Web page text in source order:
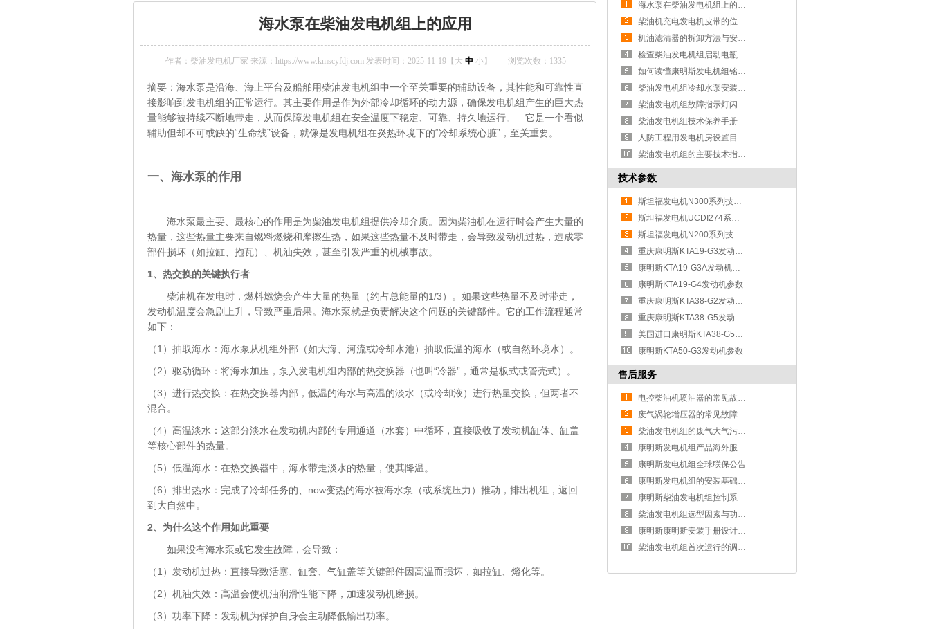
海水泵在柴油发电机组上的应用
作者：柴油发电机厂家 来源：https://www.kmscyfdj.com 发表时间：2025-11-19【 大 中 小】 浏览次数： 1335
摘要：海水泵是沿海、海上平台及船舶用柴油发电机组中一个至关重要的辅助设备，其性能和可靠性直
接影响到发电机组的正常运行。其主要作用是作为外部冷却循环的动力源，确保发电机组产生的巨大热
量能够被持续不断地带走，从而保障发电机组在安全温度下稳定、可靠、持久地运行。 它是一个看似
辅助但却不可或缺的“生命线”设备，就像是发电机组在炎热环境下的“冷却系统心脏”，至关重要。
一、海水泵的作用
海水泵最主要、最核心的作用是为柴油发电机组提供冷却介质。因为柴油机在运行时会产生大量的
热量，这些热量主要来自燃料燃烧和摩擦生热，如果这些热量不及时带走，会导致发动机过热，造成零
部件损坏（如拉缸、抱瓦）、机油失效，甚至引发严重的机械事故。
1、 热交换的关键执行者
柴油机在发电时，燃料燃烧会产生大量的热量（约占总能量的1/3）。如果这些热量不及时带走，
发动机温度会急剧上升，导致严重后果。海水泵就是负责解决这个问题的关键部件。它的工作流程通常
如下：
（1）抽取海水：海水泵从机组外部（如大海、河流或冷却水池）抽取低温的海水（或自然环境水）。
（2）驱动循环：将海水加压，泵入发电机组内部的热交换器（也叫“冷器”，通常是板式或管壳式）。
（3）进行热交换：在热交换器内部，低温的海水与高温的淡水（或冷却液）进行热量交换，但两者不
混合。
（4）高温淡水：这部分淡水在发动机内部的专用通道（水套）中循环，直接吸收了发动机缸体、缸盖
等核心部件的热量。
（5）低温海水：在热交换器中，海水带走淡水的热量，使其降温。
（6）排出热水：完成了冷却任务的、now变热的海水被海水泵（或系统压力）推动，排出机组，返回
到大自然中。
2、为什么这个作用如此重要
如果没有海水泵或它发生故障，会导致：
（1）发动机过热：直接导致活塞、缸套、气缸盖等关键部件因高温而损坏，如拉缸、熔化等。
（2）机油失效：高温会使机油润滑性能下降，加速发动机磨损。
（3）功率下降：发动机为保护自身会主动降低输出功率。
海水泵在柴油发电机组上的应用
柴油机充电发电机皮带的位置及更换
机油滤清器的拆卸方法与安装步骤
检查柴油发电机组启动电瓶的目的及
如何读懂康明斯发电机组铭牌上的型
柴油发电机组冷却水泵安装方法和检
柴油发电机组故障指示灯闪亮的含义
柴油发电机组技术保养手册
人防工程用发电机房设置目的及规范
柴油发电机组的主要技术指标与参数
技术参数
斯坦福发电机N300系列技术参数
斯坦福发电机UCDI274系列技术参数
斯坦福发电机N200系列技术参数
重庆康明斯KTA19-G3发动机参数
康明斯KTA19-G3A发动机技术参数
康明斯KTA19-G4发动机参数
重庆康明斯KTA38-G2发动机参数
重庆康明斯KTA38-G5发动机参数
美国进口康明斯KTA38-G5发动机参数
康明斯KTA50-G3发动机参数
售后服务
电控柴油机喷油器的常见故障现象和
废气涡轮增压器的常见故障现象和维
柴油发电机组的废气大气污染物排放
康明斯发电机组产品海外服务政策解
康明斯发电机组全球联保公告
康明斯发电机组的安装基础与机房布
康明斯柴油发电机组控制系统的功能
柴油发电机组选型因素与功率匹配
康明斯康明斯安装手册设计范围与规
柴油发电机组首次运行的调试工作